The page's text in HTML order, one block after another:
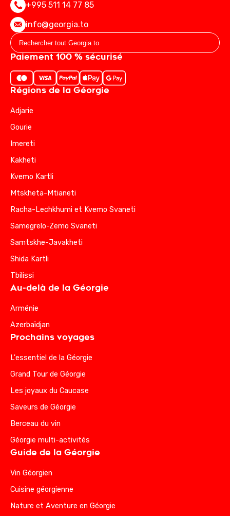
+995 511 14 77 85
info@georgia.to
Paiement 100 % sécurisé
Régions de la Géorgie
Adjarie
Gourie
Imereti
Kakheti
Kvemo Kartli
Mtskheta-Mtianeti
Racha-Lechkhumi et Kvemo Svaneti
Samegrelo-Zemo Svaneti
Samtskhe-Javakheti
Shida Kartli
Tbilissi
Au-delà de la Géorgie
Arménie
Azerbaïdjan
Prochains voyages
L'essentiel de la Géorgie
Grand Tour de Géorgie
Les joyaux du Caucase
Saveurs de Géorgie
Berceau du vin
Géorgie multi-activités
Guide de la Géorgie
Vin Géorgien
Cuisine géorgienne
Nature et Aventure en Géorgie